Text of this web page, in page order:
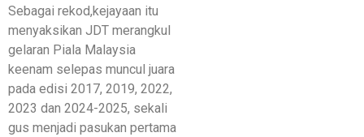
Sebagai rekod,kejayaan itu
menyaksikan JDT merangkul
gelaran Piala Malaysia
keenam selepas muncul juara
pada edisi 2017, 2019, 2022,
2023 dan 2024-2025, sekali
gus menjadi pasukan pertama